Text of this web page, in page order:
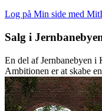
Log på Min side med
Salg i
En del af Jernbanebyen i
Ambitionen er at skabe